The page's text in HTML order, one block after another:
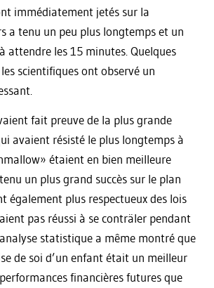
immédiatement jetés sur la
a tenu un peu plus longtemps et un
attendre les 15 minutes. Quelques
scientifiques ont observé un
fait preuve de la plus grande
avaient résisté le plus longtemps à
étaient en bien meilleure
un plus grand succès sur le plan
également plus respectueux des lois
pas réussi à se conträler pendant
analyse statistique a même montré que
de soi d’un enfant était un meilleur
financières futures que